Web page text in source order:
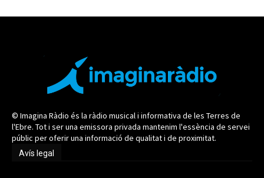
© Imagina Ràdio és la ràdio musical i informativa de les Terres de
l'Ebre. Tot i ser una emissora privada mantenim l'essència de servei
públic per oferir una informació de qualitat i de proximitat.
Avís legal